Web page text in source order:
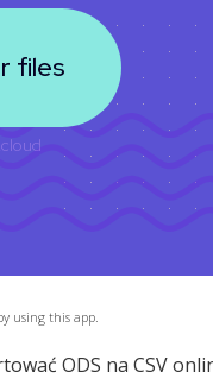
using this app.
ODS na CSV